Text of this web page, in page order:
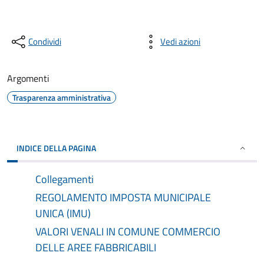
Condividi Vedi azioni
Argomenti
Trasparenza amministrativa
INDICE DELLA PAGINA
Collegamenti
REGOLAMENTO IMPOSTA MUNICIPALE
UNICA (IMU)
VALORI VENALI IN COMUNE COMMERCIO
DELLE AREE FABBRICABILI